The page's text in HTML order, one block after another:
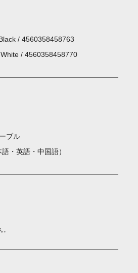
/ 4560358458763
/ 4560358458770
ブル
・英語・中国語）